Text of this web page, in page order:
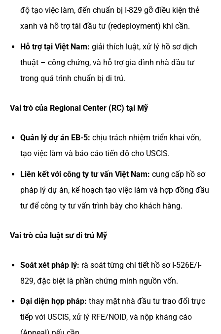
độ tạo việc làm, đến chuẩn bị I-829 gỡ điều kiện thẻ
xanh và hỗ trợ tái đầu tư (redeployment) khi cần.
Hỗ trợ tại Việt Nam: giải thích luật, xử lý hồ sơ dịch
thuật – công chứng, và hỗ trợ gia đình nhà đầu tư
trong quá trình chuẩn bị di trú.
Vai trò của Regional Center (RC) tại Mỹ
Quản lý dự án EB-5: chịu trách nhiệm triển khai vốn,
tạo việc làm và báo cáo tiến độ cho USCIS.
Liên kết với công ty tư vấn Việt Nam: cung cấp hồ sơ
pháp lý dự án, kế hoạch tạo việc làm và hợp đồng đầu
tư để công ty tư vấn trình bày cho khách hàng.
Vai trò của luật sư di trú Mỹ
Soát xét pháp lý: rà soát từng chi tiết hồ sơ I-526E/I-
829, đặc biệt là phần chứng minh nguồn vốn.
Đại diện hợp pháp: thay mặt nhà đầu tư trao đổi trực
tiếp với USCIS, xử lý RFE/NOID, và nộp kháng cáo